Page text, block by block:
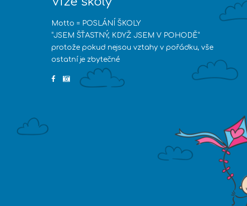
Motto = POSLÁNÍ ŠKOLY
“JSEM ŠŤASTNÝ, KDYŽ JSEM V POHODĚ”
protože pokud nejsou vztahy v pořádku, vše
ostatní je zbytečné